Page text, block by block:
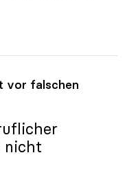
Badelt-Appell
vor falschen
nicht